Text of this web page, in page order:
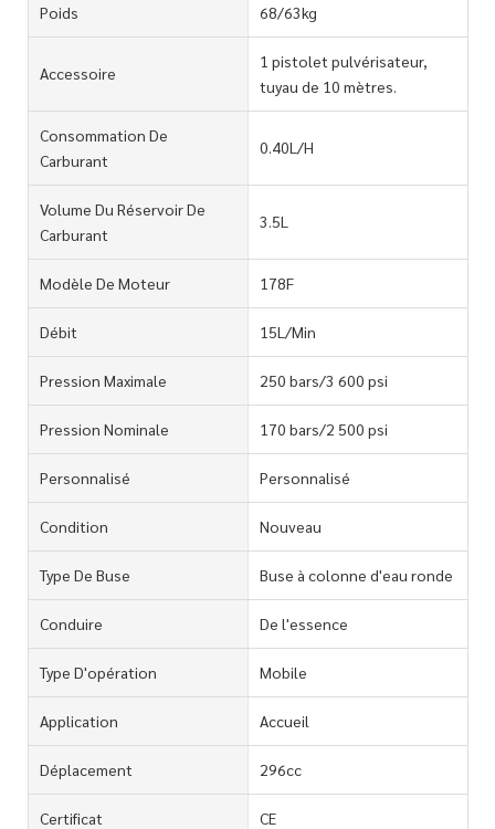
Poids 68/63kg
Accessoire
1 pistolet pulvérisateur,
tuyau de 10 mètres.
Consommation De
Carburant
0.40L/H
Volume Du Réservoir De
Carburant
3.5L
Modèle De Moteur 178F
Débit 15L/Min
Pression Maximale 250 bars/3 600 psi
Pression Nominale 170 bars/2 500 psi
Personnalisé Personnalisé
Condition Nouveau
Type De Buse Buse à colonne d'eau ronde
Conduire De l'essence
Type D'opération Mobile
Application Accueil
Déplacement 296cc
Certificat CE